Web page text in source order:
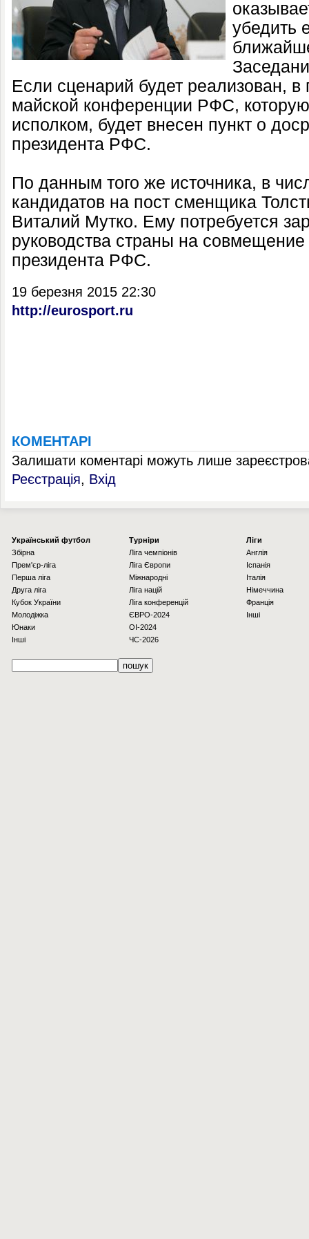
убедить
Если сценарий будет реализован,
майской конференции РФС,
исполком, будет внесен пункт о
президента РФС.
По данным того же источника, в
кандидатов на пост сменщика
Виталий Мутко. Ему потребуется
руководства страны на
президента РФС.
19 березня 2015 22:30
http://eurosport.ru
КОМЕНТАРІ
Залишати коментарі можуть лише
Реєстрація, Вхід
Українcький футбол
Збірна
Прем'єр-ліга
Перша ліга
Друга ліга
Кубок України
Молодіжка
Юнаки
Інші
Турніри
Ліга чемпіонів
Ліга Європи
Міжнародні
Ліга націй
Ліга конференцій
ЄВРО-2024
OI-2024
ЧС-2026
Ліги
Англія
Іспанія
Італія
Німеччина
Франція
Інші